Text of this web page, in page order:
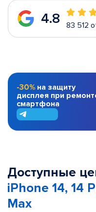
4.8 83 512
-30% на защиту
дисплея при
смартфона
Доступные
iPhone 14, 14
Max